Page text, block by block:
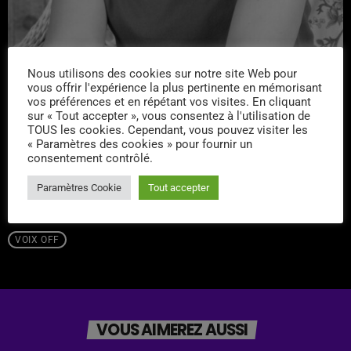
email
RATE IT
VOIX OFF
VOUS AIMEREZ AUSSI
Nous utilisons des cookies sur notre site Web pour
vous offrir l'expérience la plus pertinente en mémorisant
vos préférences et en répétant vos visites. En cliquant
sur « Tout accepter », vous consentez à l'utilisation de
TOUS les cookies. Cependant, vous pouvez visiter les
« Paramètres des cookies » pour fournir un
consentement contrôlé.
Paramètres Cookie Tout accepter